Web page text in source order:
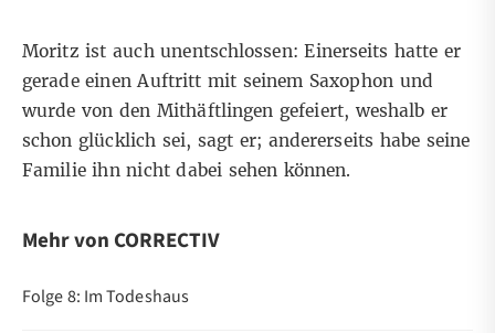
Moritz ist auch unentschlossen: Einerseits hatte er
gerade einen Auftritt mit seinem Saxophon und
wurde von den Mithäftlingen gefeiert, weshalb er
schon glücklich sei, sagt er; andererseits habe seine
Familie ihn nicht dabei sehen können.
Mehr von CORRECTIV
Folge 8: Im Todeshaus